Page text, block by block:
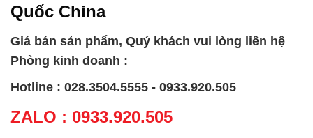
Quốc China
Giá bán sản phẩm, Quý khách vui lòng liên hệ
Phòng kinh doanh :
Hotline : 028.3504.5555 - 0933.920.505
ZALO : 0933.920.505